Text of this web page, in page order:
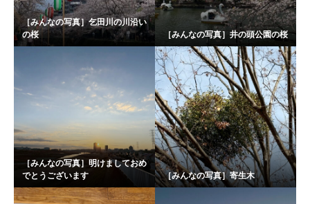
［みんなの写真］乞田川の川沿い
の桜
［みんなの写真］井の頭公園の桜
［みんなの写真］明けましておめ
でとうございます
［みんなの写真］寄生木